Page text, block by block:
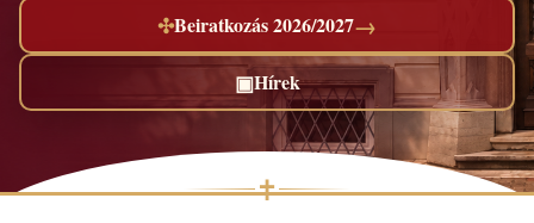
✣Beiratkozás 2026/2027→
▣Hírek
✝